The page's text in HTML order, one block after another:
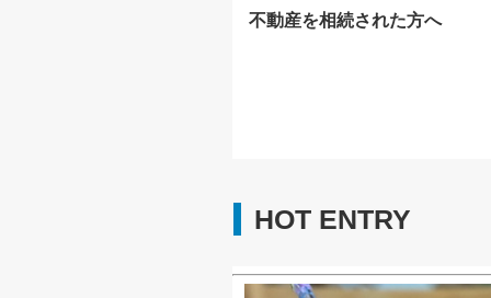
不動産を相続された方へ
HOT ENTRY